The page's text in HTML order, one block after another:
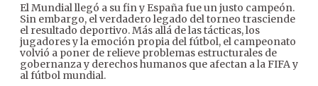
El Mundial llegó a su fin y España fue un justo campeón.
Sin embargo, el verdadero legado del torneo trasciende
el resultado deportivo. Más allá de las tácticas, los
jugadores y la emoción propia del fútbol, el campeonato
volvió a poner de relieve problemas estructurales de
gobernanza y derechos humanos que afectan a la FIFA y
al fútbol mundial.